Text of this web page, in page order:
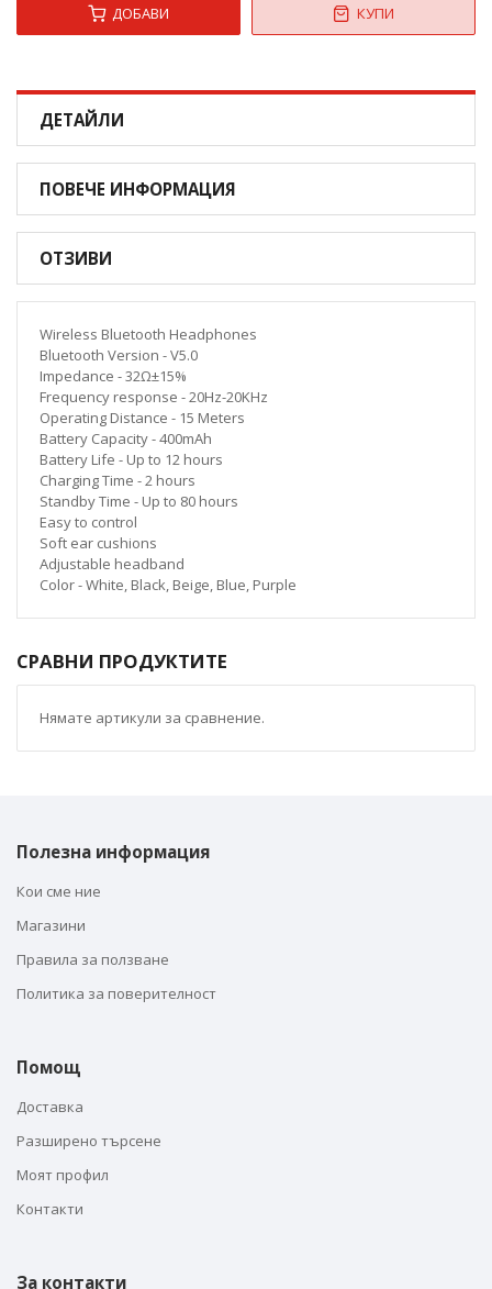
ДОБАВИ КУПИ
ДЕТАЙЛИ
ПОВЕЧЕ ИНФОРМАЦИЯ
ОТЗИВИ
Wireless Bluetooth Headphones
Bluetooth Version - V5.0
Impedance - 32Ω±15%
Frequency response - 20Hz-20KHz
Operating Distance - 15 Meters
Battery Capacity - 400mAh
Battery Life - Up to 12 hours
Charging Time - 2 hours
Standby Time - Up to 80 hours
Easy to control
Soft ear cushions
Adjustable headband
Color - White, Black, Beige, Blue, Purple
СРАВНИ ПРОДУКТИТЕ
Нямате артикули за сравнение.
Полезна информация
Кои сме ние
Магазини
Правила за ползване
Политика за поверителност
Помощ
Доставка
Разширено търсене
Моят профил
Контакти
За контакти